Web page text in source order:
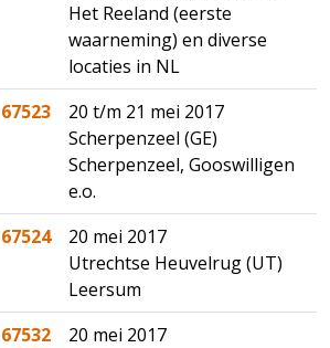
Het Reeland (eerste
waarneming) en diverse
locaties in NL
67523
20 t/m 21 mei 2017
Scherpenzeel (GE)
Scherpenzeel, Gooswilligen
e.o.
67524
20 mei 2017
Utrechtse Heuvelrug (UT)
Leersum
67532
20 mei 2017